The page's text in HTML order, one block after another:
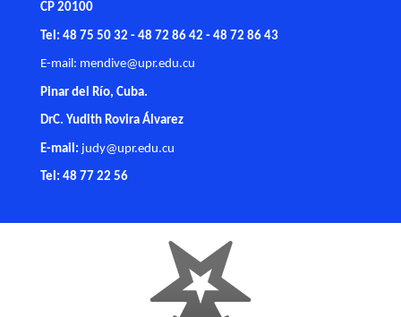
CP 20100
Tel: 48 75 50 32 - 48 72 86 42 - 48 72 86 43
E-mail: mendive@upr.edu.cu
Pinar del Río, Cuba.
DrC. Yudith Rovira Álvarez
E-mail: judy@upr.edu.cu
Tel: 48 77 22 56